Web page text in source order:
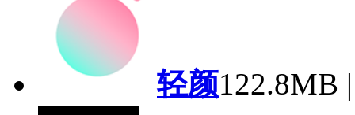
轻颜122.8MB